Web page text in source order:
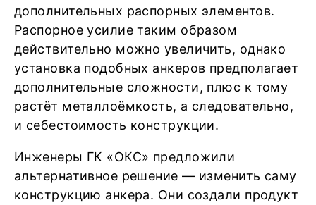
дополнительных распорных элементов.
Распорное усилие таким образом
действительно можно увеличить, однако
установка подобных анкеров предполагает
дополнительные сложности, плюс к тому
растёт металлоёмкость, а следовательно,
и себестоимость конструкции.
Инженеры ГК «ОКС» предложили
альтернативное решение — изменить саму
конструкцию анкера. Они создали продукт